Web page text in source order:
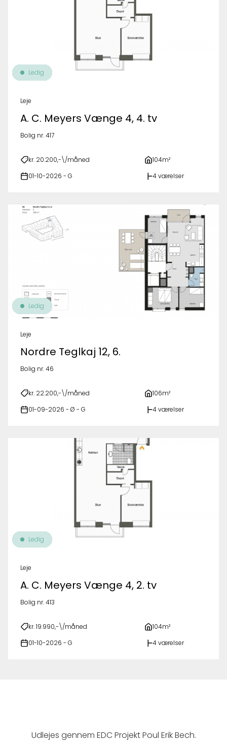
Ledig
Leje
A. C. Meyers Vænge 4, 4. tv
Bolig nr. 417
kr. 20.200,-\/måned 104m²
01-10-2026 - G 4 værelser
Ledig
Leje
Nordre Teglkaj 12, 6.
Bolig nr. 46
kr. 22.200,-\/måned 106m²
01-09-2026 - Ø - G 4 værelser
Ledig
Leje
A. C. Meyers Vænge 4, 2. tv
Bolig nr. 413
kr. 19.990,-\/måned 104m²
01-10-2026 - G 4 værelser
Udlejes gennem EDC Projekt Poul Erik Bech.